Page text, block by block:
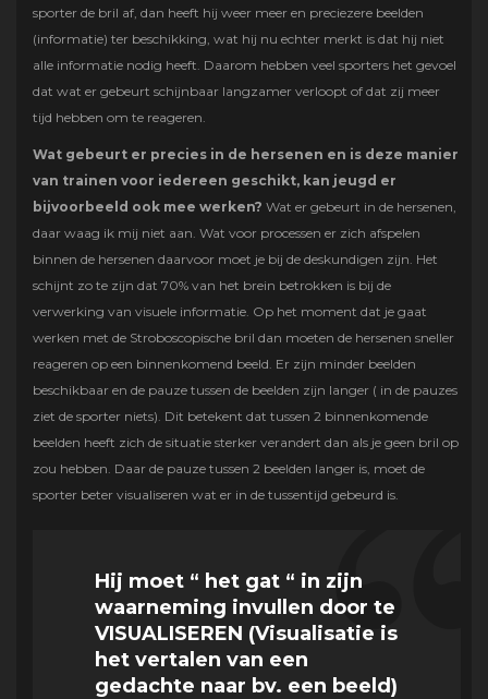
sporter de bril af, dan heeft hij weer meer en preciezere beelden
(informatie) ter beschikking, wat hij nu echter merkt is dat hij niet
alle informatie nodig heeft. Daarom hebben veel sporters het gevoel
dat wat er gebeurt schijnbaar langzamer verloopt of dat zij meer
tijd hebben om te reageren.
Wat gebeurt er precies in de hersenen en is deze manier
van trainen voor iedereen geschikt, kan jeugd er
bijvoorbeeld ook mee werken? Wat er gebeurt in de hersenen,
daar waag ik mij niet aan. Wat voor processen er zich afspelen
binnen de hersenen daarvoor moet je bij de deskundigen zijn. Het
schijnt zo te zijn dat 70% van het brein betrokken is bij de
verwerking van visuele informatie. Op het moment dat je gaat
werken met de Stroboscopische bril dan moeten de hersenen sneller
reageren op een binnenkomend beeld. Er zijn minder beelden
beschikbaar en de pauze tussen de beelden zijn langer ( in de pauzes
ziet de sporter niets). Dit betekent dat tussen 2 binnenkomende
beelden heeft zich de situatie sterker verandert dan als je geen bril op
zou hebben. Daar de pauze tussen 2 beelden langer is, moet de
sporter beter visualiseren wat er in de tussentijd gebeurd is.
Hij moet “ het gat “ in zijn
waarneming invullen door te
VISUALISEREN (Visualisatie is
het vertalen van een
gedachte naar bv. een beeld)